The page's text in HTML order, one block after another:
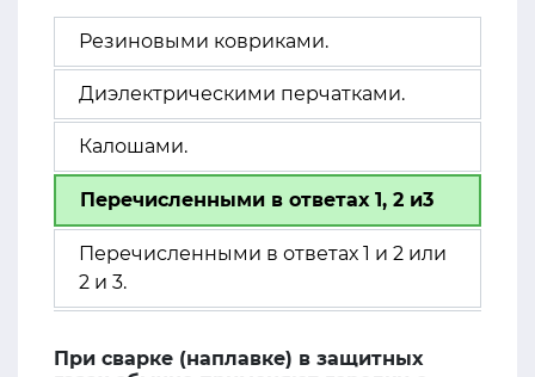
Резиновыми ковриками.
Диэлектрическими перчатками.
Калошами.
Перечисленными в ответах 1, 2 и3
Перечисленными в ответах 1 и 2 или
2 и 3.
При сварке (наплавке) в защитных